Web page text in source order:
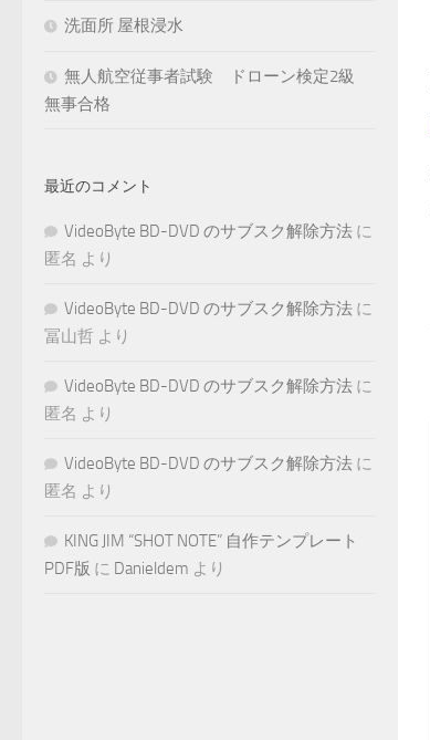
洗面所 屋根浸水
無人航空従事者試験 ドローン検定2級
無事合格
最近のコメント
VideoByte BD-DVD のサブスク解除方法 に
匿名 より
VideoByte BD-DVD のサブスク解除方法 に
冨山哲 より
VideoByte BD-DVD のサブスク解除方法 に
匿名 より
VideoByte BD-DVD のサブスク解除方法 に
匿名 より
KING JIM “SHOT NOTE” 自作テンプレート
PDF版 に Danieldem より